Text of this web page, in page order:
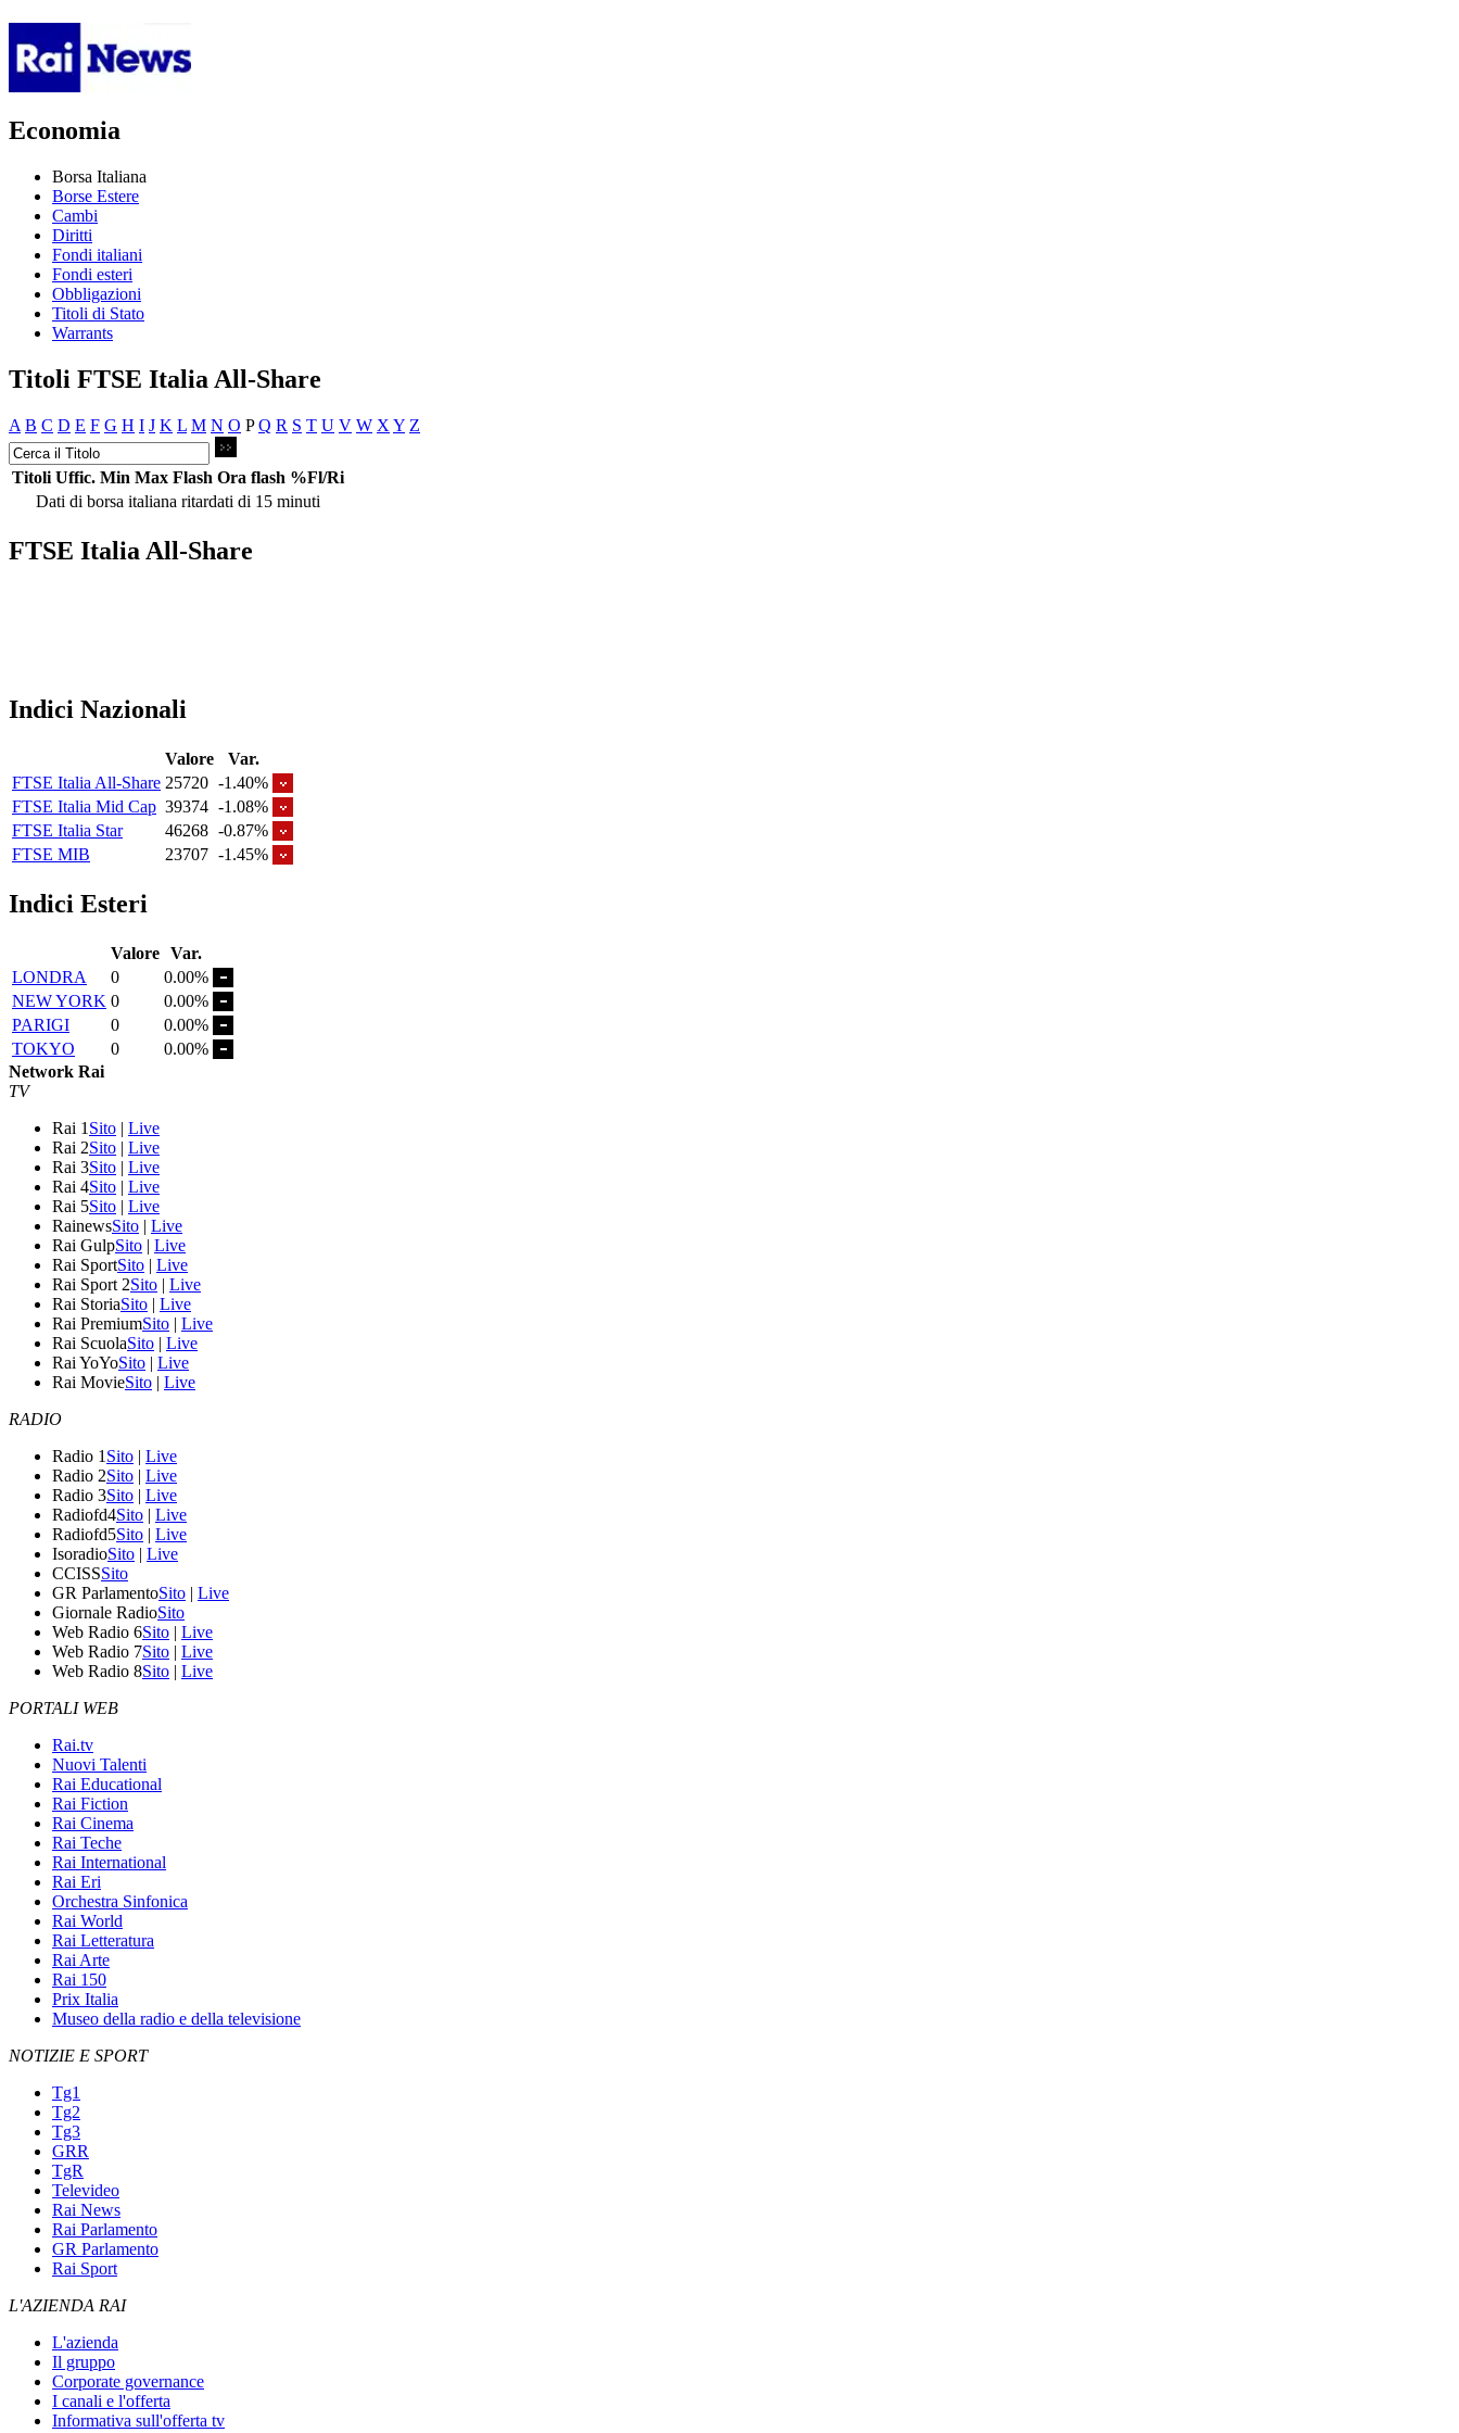
Economia
Borsa Italiana
Borse Estere
Cambi
Diritti
Fondi italiani
Fondi esteri
Obbligazioni
Titoli di Stato
Warrants
Titoli FTSE Italia All-Share
A B C D E F G H I J K L M N O PQ R S T U V W X Y Z
Titoli Uffic. Min Max Flash Ora flash %Fl/Ri
Dati di borsa italiana ritardati di 15 minuti
FTSE Italia All-Share
Indici Nazionali
Valore
Var.
FTSE Italia All-Share 25720 -1.40%
FTSE Italia Mid Cap 39374 -1.08%
FTSE Italia Star
46268 -0.87%
FTSE MIB
23707 -1.45%
Indici Esteri
Valore Var.
LONDRA
0
0.00%
NEW YORK 0
0.00%
PARIGI
0
0.00%
TOKYO
0
0.00%
Network Rai
TV
Rai 1 Sito | Live
Rai 2Sito | Live
Rai 3Sito | Live
Rai 4Sito | Live
Rai 5Sito | Live
RainewsSito | Live
Rai GulpSito | Live
Rai SportSito | Live
Rai Sport 2Sito | Live
Rai StoriaSito | Live
Rai PremiumSito | Live
Rai ScuolaSito | Live
Rai YoYoSito | Live
Rai MovieSito | Live
RADIO
Radio 1 Sito | Live
Radio 2Sito | Live
Radio 3Sito | Live
Radiofd4Sito | Live
Radiofd5Sito | Live
IsoradioSito | Live
CCISSSito
GR ParlamentoSito | Live
Giornale RadioSito
Web Radio 6Sito | Live
Web Radio 7Sito | Live
Web Radio 8Sito | Live
PORTALI WEB
Rai.tv
Nuovi Talenti
Rai Educational
Rai Fiction
Rai Cinema
Rai Teche
Rai International
Rai Eri
Orchestra Sinfonica
Rai World
Rai Letteratura
Rai Arte
Rai 150
Prix Italia
Museo della radio e della televisione
NOTIZIE E SPORT
Tg1
Tg2
Tg3
GRR
TgR
Televideo
Rai News
Rai Parlamento
GR Parlamento
Rai Sport
L'AZIENDA RAI
L'azienda
Il gruppo
Corporate governance
I canali e l'offerta
Informativa sull'offerta tv